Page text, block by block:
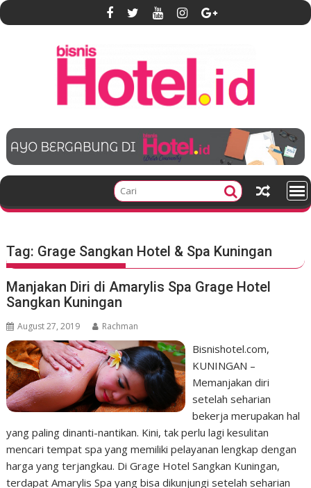
S
k
e
t
Tag: Grage Sangkan Hotel & Spa Kuningan
Manjakan Diri di Amarylis Spa Grage Hotel
Sangkan Kuningan
August 27, 2019 Rachman
Bisnishotel.com,
KUNINGAN –
Memanjakan diri
setelah seharian
bekerja merupakan hal
yang paling dinanti-nantikan. Kini, tak perlu lagi kesulitan
mencari tempat spa yang memiliki pelayanan lengkap dengan
harga yang terjangkau. Di Grage Hotel Sangkan Kuningan,
terdapat Amarylis Spa yang bisa dikunjungi setelah seharian